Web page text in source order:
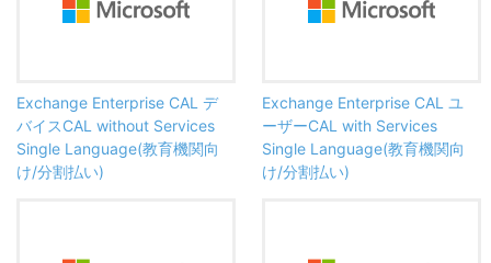
Exchange Enterprise CAL デ
バイスCAL without Services
Single Language(教育機関向
け/分割払い)
Exchange Enterprise CAL ユ
ーザーCAL with Services
Single Language(教育機関向
け/分割払い)